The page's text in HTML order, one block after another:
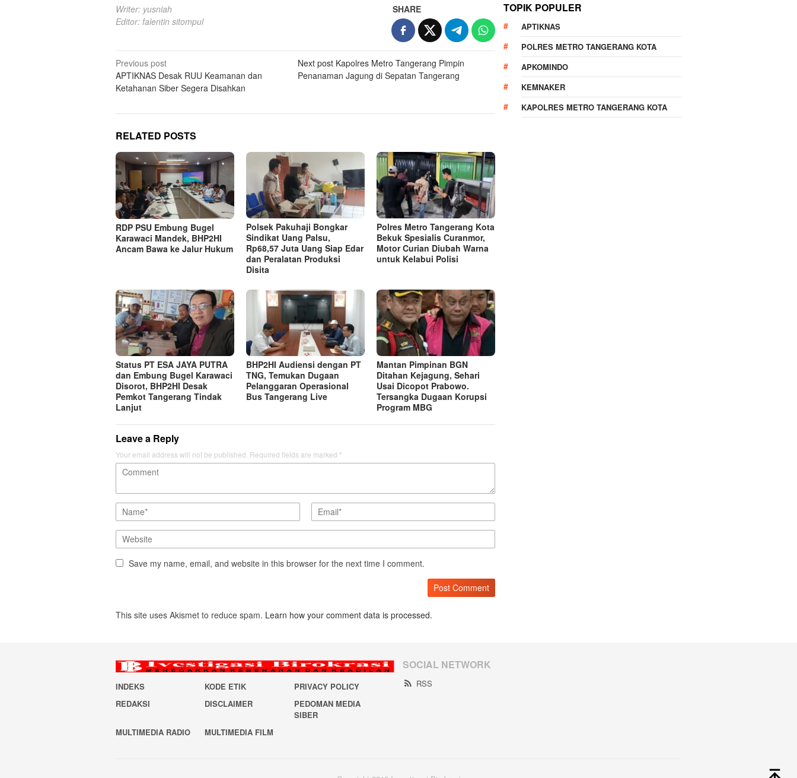
Writer: yusniah
Editor: falentin sitompul
SHARE
Post
navigation
Previous post
APTIKNAS Desak RUU Keamanan dan
Ketahanan Siber Segera Disahkan
Next post Kapolres Metro Tangerang Pimpin
Penanaman Jagung di Sepatan Tangerang
RELATED POSTS
RDP PSU Embung Bugel
Karawaci Mandek, BHP2HI
Ancam Bawa ke Jalur Hukum
Polsek Pakuhaji Bongkar
Sindikat Uang Palsu,
Rp68,57 Juta Uang Siap Edar
dan Peralatan Produksi
Disita
Polres Metro Tangerang Kota
Bekuk Spesialis Curanmor,
Motor Curian Diubah Warna
untuk Kelabui Polisi
Status PT ESA JAYA PUTRA
dan Embung Bugel Karawaci
Disorot, BHP2HI Desak
Pemkot Tangerang Tindak
Lanjut
BHP2HI Audiensi dengan PT
TNG, Temukan Dugaan
Pelanggaran Operasional
Bus Tangerang Live
Mantan Pimpinan BGN
Ditahan Kejagung, Sehari
Usai Dicopot Prabowo.
Tersangka Dugaan Korupsi
Program MBG
Leave a Reply
Your email address will not be published. Required fields are marked *
Save my name, email, and website in this browser for the next time I comment.
This site uses Akismet to reduce spam. Learn how your comment data is processed.
TOPIK POPULER
APTIKNAS
POLRES METRO TANGERANG KOTA
APKOMINDO
KEMNAKER
KAPOLRES METRO TANGERANG KOTA
INDEKS KODE ETIK
PRIVACY POLICY
REDAKSI
DISCLAIMER
PEDOMAN MEDIA
SIBER
MULTIMEDIA RADIO
MULTIMEDIA FILM
SOCIAL NETWORK
RSS